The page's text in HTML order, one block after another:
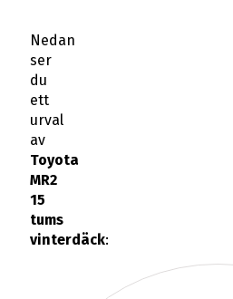
Nedan
ser
du
ett
urval
av
Toyota
MR2
15
tums
vinterdäck: